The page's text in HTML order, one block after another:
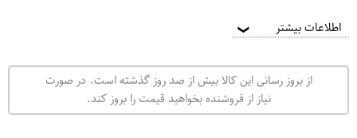
اطلاعات بیشتر ❯
از بروز رسانی این کالا بیش از صد روز گذشته است. در صورت
نیاز از فروشنده بخواهید قیمت را بروز کند.